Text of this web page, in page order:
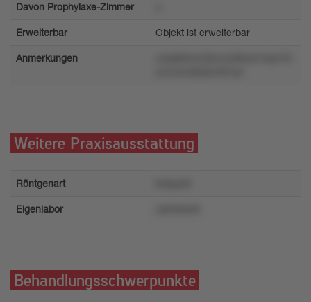
Davon Prophylaxe-Zimmer
Erweiterbar Objekt ist erweiterbar
Anmerkungen
Weitere Praxisausstattung
Röntgenart
Eigenlabor
Behandlungsschwerpunkte